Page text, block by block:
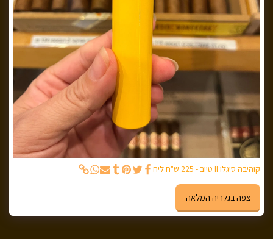
קוהיבה סיגלו II טיוב - 225 ש"ח ליח
צפה בגלריה המלאה